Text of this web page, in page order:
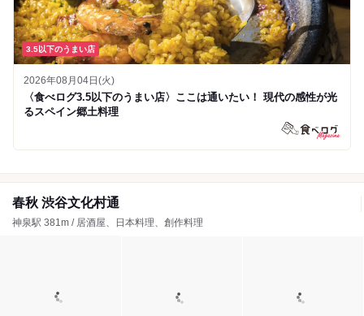
3.5以下のうまい店
2026年08月04日(火)
〈食べログ3.5以下のうまい店〉ここは通いたい！ 現代の感性が光
るスペイン郷土料理
春秋 渋谷文化村通
神泉駅 381m / 居酒屋、日本料理、創作料理